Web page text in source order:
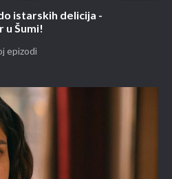
istarskih delicija -
u Šumi!
epizodi